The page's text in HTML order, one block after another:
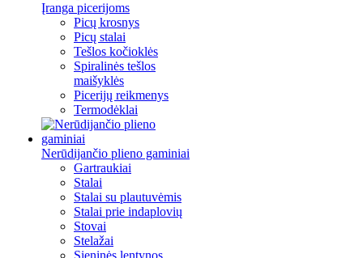
Įranga picerijoms
Picų krosnys
Picų stalai
Tešlos kočioklės
Spiralinės tešlos
maišyklės
Picerijų reikmenys
Termodėklai
Nerūdijančio plieno gaminiai
Gartraukiai
Stalai
Stalai su plautuvėmis
Stalai prie indaplovių
Stovai
Stelažai
Sieninės lentynos